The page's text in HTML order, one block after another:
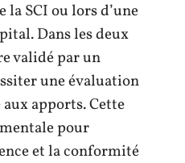
la SCI ou lors d’une
Dans les deux
validé par un
une évaluation
apports. Cette
pour
et la conformité